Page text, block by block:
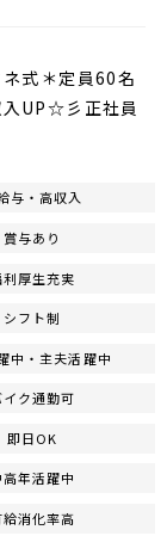
式＊定員60名
UP☆彡正社員
与・高収入
賞与あり
利厚生充実
シフト制
中・主夫活躍中
イク通勤可
即日OK
高年活躍中
給消化率高